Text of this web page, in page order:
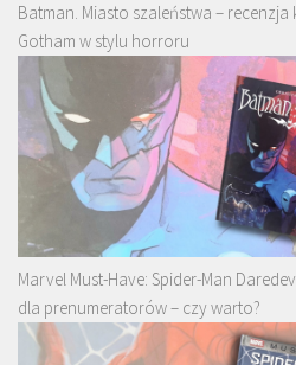
Batman. Miasto szaleństwa – recenzja
Gotham w stylu horroru
Marvel Must-Have: Spider-Man
dla prenumeratorów – czy warto?